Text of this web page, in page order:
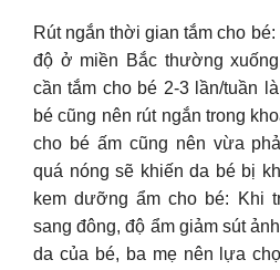
Rút ngắn thời gian tắm cho
độ ở miền Bắc thường
cần tắm cho bé 2-3 lần/tuần
bé cũng nên rút ngắn trong
cho bé ấm cũng nên vừa
quá nóng sẽ khiến da bé bị
kem dưỡng ẩm cho bé: Khi
sang đông, độ ẩm giảm sút
da của bé, ba mẹ nên lựa